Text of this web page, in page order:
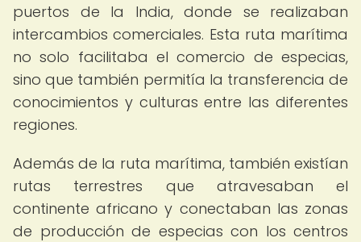
puertos de la India, donde se realizaban
intercambios comerciales. Esta ruta marítima
no solo facilitaba el comercio de especias,
sino que también permitía la transferencia de
conocimientos y culturas entre las diferentes
regiones.
Además de la ruta marítima, también existían
rutas terrestres que atravesaban el
continente africano y conectaban las zonas
de producción de especias con los centros